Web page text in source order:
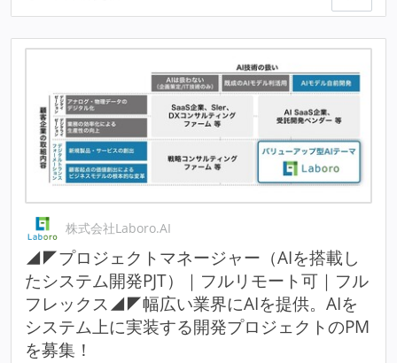
株式会社Laboro.AI
◢◤プロジェクトマネージャー（AIを搭載し
たシステム開発PJT）｜フルリモート可｜フル
フレックス◢◤幅広い業界にAIを提供。AIを
システム上に実装する開発プロジェクトのPM
を募集！